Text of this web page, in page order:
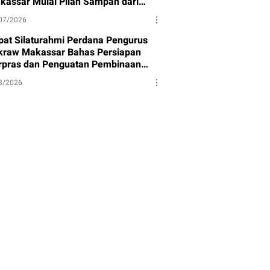
2026
Silaturahmi Perdana Pengurus
Makassar Bahas Persiapan
dan Penguatan Pembinaan
2026